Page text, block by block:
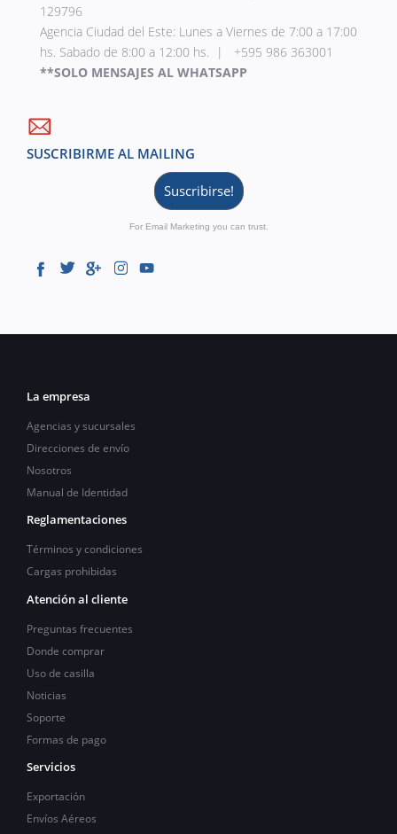
129796
Agencia Ciudad del Este: Lunes a Viernes de 7:00 a 17:00
hs. Sabado de 8:00 a 12:00 hs. | +595 986 363001
**SOLO MENSAJES AL WHATSAPP
SUSCRIBIRME AL MAILING
Suscribirse!
For Email Marketing you can trust.
La empresa
Agencias y sucursales
Direcciones de envío
Nosotros
Manual de Identidad
Reglamentaciones
Términos y condiciones
Cargas prohibidas
Atención al cliente
Preguntas frecuentes
Donde comprar
Uso de casilla
Noticias
Soporte
Formas de pago
Servicios
Exportación
Envíos Aéreos